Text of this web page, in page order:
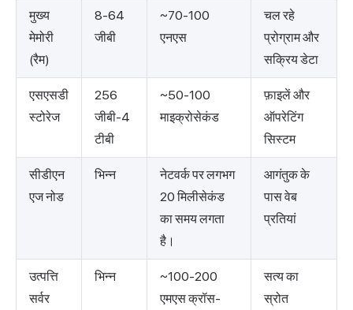
मुख्य
मेमोरी
(रैम)
8-64
जीबी
~70-100
एनएस
चल रहे
प्रोग्राम और
सक्रिय डेटा
एसएसडी
स्टोरेज
256
जीबी-4
टीबी
~50-100
माइक्रोसेकंड
फ़ाइलें और
ऑपरेटिंग
सिस्टम
सीडीएन
एज नोड
भिन्न
नेटवर्क पर लगभग
20 मिलीसेकंड
का समय लगता
है।
आगंतुक के
पास वेब
प्रतियां
उत्पत्ति
सर्वर
भिन्न
~100-200
एमएस क्रॉस-
सत्य का
स्रोत